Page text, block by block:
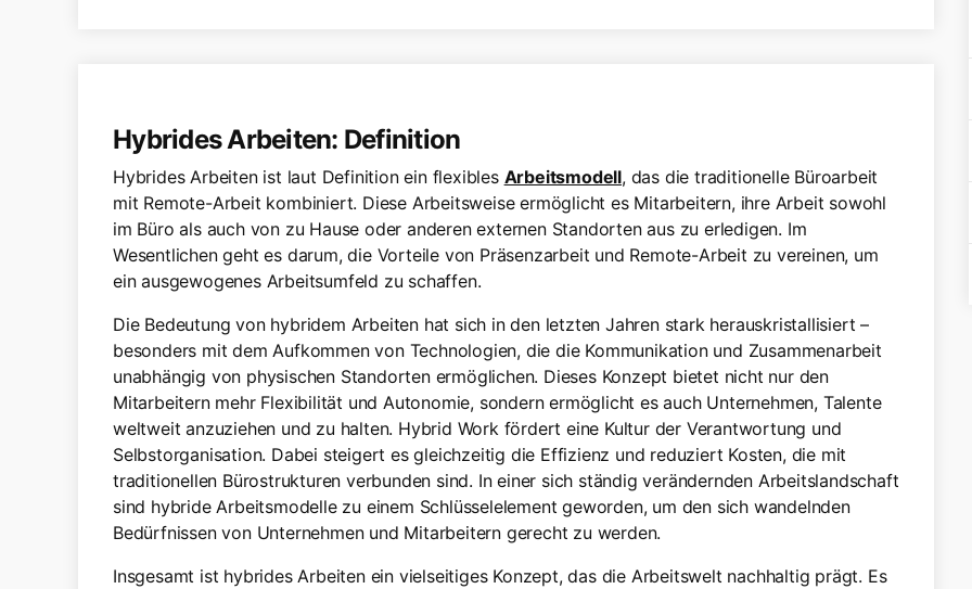
Hybrides Arbeiten: Definition
Hybrides Arbeiten ist laut Definition ein flexibles Arbeitsmodell, das die traditionelle Büroarbeit
mit Remote-Arbeit kombiniert. Diese Arbeitsweise ermöglicht es Mitarbeitern, ihre Arbeit sowohl
im Büro als auch von zu Hause oder anderen externen Standorten aus zu erledigen. Im
Wesentlichen geht es darum, die Vorteile von Präsenzarbeit und Remote-Arbeit zu vereinen, um
ein ausgewogenes Arbeitsumfeld zu schaffen.
Die Bedeutung von hybridem Arbeiten hat sich in den letzten Jahren stark herauskristallisiert –
besonders mit dem Aufkommen von Technologien, die die Kommunikation und Zusammenarbeit
unabhängig von physischen Standorten ermöglichen. Dieses Konzept bietet nicht nur den
Mitarbeitern mehr Flexibilität und Autonomie, sondern ermöglicht es auch Unternehmen, Talente
weltweit anzuziehen und zu halten. Hybrid Work fördert eine Kultur der Verantwortung und
Selbstorganisation. Dabei steigert es gleichzeitig die Effizienz und reduziert Kosten, die mit
traditionellen Bürostrukturen verbunden sind. In einer sich ständig verändernden Arbeitslandschaft
sind hybride Arbeitsmodelle zu einem Schlüsselelement geworden, um den sich wandelnden
Bedürfnissen von Unternehmen und Mitarbeitern gerecht zu werden.
Insgesamt ist hybrides Arbeiten ein vielseitiges Konzept, das die Arbeitswelt nachhaltig prägt. Es